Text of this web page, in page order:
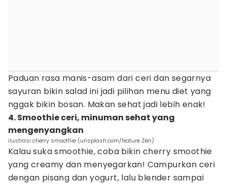
Paduan rasa manis-asam dari ceri dan segarnya
sayuran bikin salad ini jadi pilihan menu diet yang
nggak bikin bosan. Makan sehat jadi lebih enak!
4. Smoothie ceri, minuman sehat yang
mengenyangkan
ilustrasi cherry smoothie (unsplash.com/Nature Zen)
Kalau suka smoothie, coba bikin cherry smoothie
yang creamy dan menyegarkan! Campurkan ceri
dengan pisang dan yogurt, lalu blender sampai